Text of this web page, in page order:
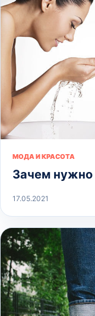
МОДА И КРАСОТА
Зачем нужно
17.05.2021